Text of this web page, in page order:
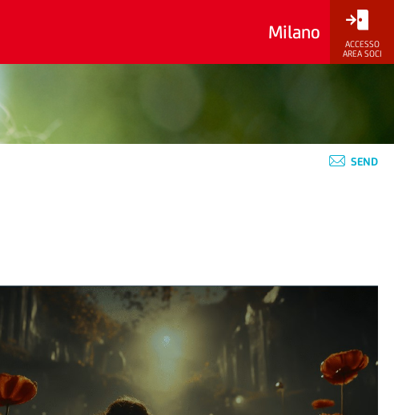
Milano
ACCESSO
AREA SOCI
SEND